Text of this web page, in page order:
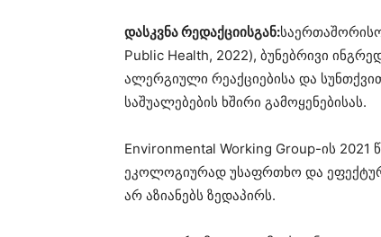
დასკვნა რედაქციისგან:
Public Health, 2022), ბუნებრივი
ალერგიული რეაქციებისა და
საშუალებების ხშირი გამოყენებისას.
Environmental Working Group-ის 2021
ეკოლოგიურად უსაფრთხო და
არ აზიანებს ზედაპირს.